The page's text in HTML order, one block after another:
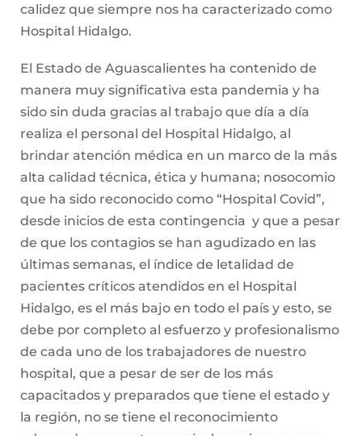
calidez que siempre nos ha caracterizado como
Hospital Hidalgo.
El Estado de Aguascalientes ha contenido de
manera muy significativa esta pandemia y ha
sido sin duda gracias al trabajo que día a día
realiza el personal del Hospital Hidalgo, al
brindar atención médica en un marco de la más
alta calidad técnica, ética y humana; nosocomio
que ha sido reconocido como “Hospital Covid”,
desde inicios de esta contingencia y que a pesar
de que los contagios se han agudizado en las
últimas semanas, el índice de letalidad de
pacientes críticos atendidos en el Hospital
Hidalgo, es el más bajo en todo el país y esto, se
debe por completo al esfuerzo y profesionalismo
de cada uno de los trabajadores de nuestro
hospital, que a pesar de ser de los más
capacitados y preparados que tiene el estado y
la región, no se tiene el reconocimiento